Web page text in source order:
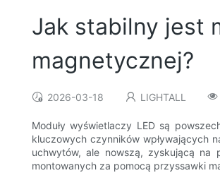
Jak stabilny jest
magnetycznej?
2026-03-18 LIGHTALL
Moduły wyświetlaczy LED są
kluczowych czynników wpływających
uchwytów, ale nowszą, zyskującą na
montowanych za pomocą przyssawki